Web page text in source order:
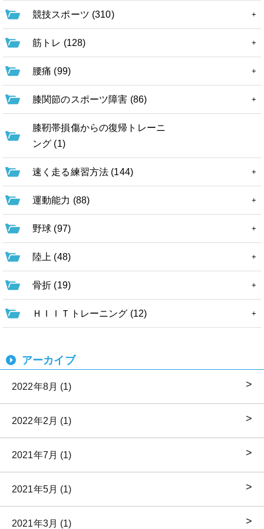
競技スポーツ (310)
筋トレ (128)
腰痛 (99)
膝関節のスポーツ障害 (86)
膝靭帯損傷からの復帰トレーニ
ング (1)
速く走る練習方法 (144)
運動能力 (88)
野球 (97)
陸上 (48)
骨折 (19)
ＨＩＩＴトレーニング (12)
アーカイブ
2022年8月 (1)
2022年2月 (1)
2021年7月 (1)
2021年5月 (1)
2021年3月 (1)